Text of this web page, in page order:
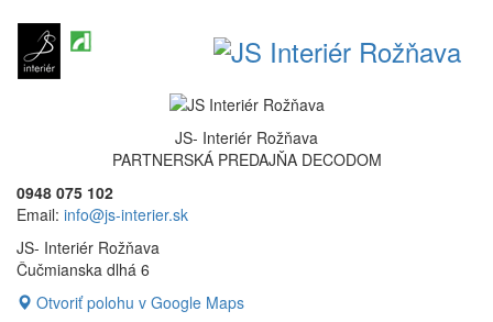
JS- Interiér Rožňava
PARTNERSKÁ PREDAJŇA DECODOM
0948 075 102
Email: info@js-interier.sk
JS- Interiér Rožňava
Čučmianska dlhá 6
Otvoriť polohu v Google Maps